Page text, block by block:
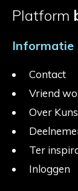
Platform
Informatie
Contact
Vriend
Over
Ter
Inloggen